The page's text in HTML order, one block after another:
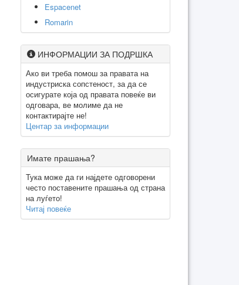
Espacenet
Romarin
ИНФОРМАЦИИ ЗА ПОДРШКА
Ако ви треба помош за правата на
индустриска сопстеност, за да се
осигурате која од правата повеќе ви
одговара, ве молиме да не
контактирајте не!
Центар за информации
Имате прашања?
Тука може да ги најдете одговорени
често поставените прашања од страна
на луѓето!
Читај повеќе